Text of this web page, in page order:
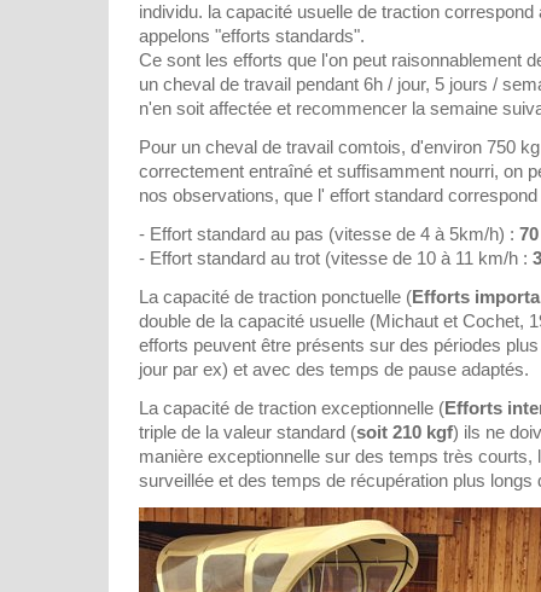
individu. la capacité usuelle de traction
appelons "efforts standards".
Ce sont les efforts que l'on peut raisonnablement
un cheval de travail pendant 6h / jour, 5 jours /
n'en soit affectée et recommencer la semaine
Pour un cheval de travail comtois, d'environ 750
correctement entraîné et suffisamment nourri, on
nos observations, que l' effort standard
- Effort standard au pas (vitesse de 4 à 5km/h) :
- Effort standard au trot (vitesse de 10 à 11 km/h :
La capacité de traction ponctuelle (Efforts
double de la capacité usuelle (Michaut et Cochet,
efforts peuvent être présents sur des périodes
jour par ex) et avec des temps de pause adaptés.
La capacité de traction exceptionnelle (Efforts
triple de la valeur standard (soit 210 kgf) ils ne
manière exceptionnelle sur des temps très courts,
surveillée et des temps de récupération plus longs